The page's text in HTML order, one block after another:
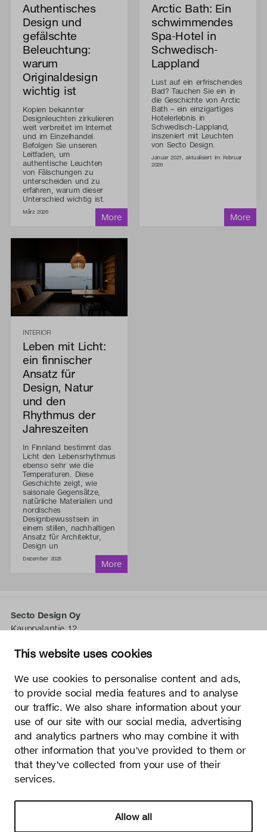
This website uses cookies
We use cookies to personalise content and ads,
to provide social media features and to analyse
our traffic. We also share information about your
use of our site with our social media, advertising
and analytics partners who may combine it with
other information that you’ve provided to them or
that they’ve collected from your use of their
services.
Allow all
Authentisches
Design und
gefälschte
Beleuchtung:
warum
Originaldesign
wichtig ist
Kopien bekannter
Designleuchten zirkulieren
weit verbreitet im Internet
und im Einzelhandel.
Befolgen Sie unseren
Leitfaden, um
authentische Leuchten
von Fälschungen zu
unterscheiden und zu
erfahren, warum dieser
Unterschied wichtig ist.
März 2026
Arctic Bath: Ein
schwimmendes
Spa-Hotel in
Schwedisch-
Lappland
Lust auf ein erfrischendes
Bad? Tauchen Sie ein in
die Geschichte von Arctic
Bath – ein einzigartiges
Hotelerlebnis in
Schwedisch-Lappland,
inszeniert mit Leuchten
von Secto Design.
Januar 2021, aktualisiert im Februar
2026
INTERIOR
Leben mit Licht:
ein finnischer
Ansatz für
Design, Natur
und den
Rhythmus der
Jahreszeiten
In Finnland bestimmt das
Licht den Lebensrhythmus
ebenso sehr wie die
Temperaturen. Diese
Geschichte zeigt, wie
saisonale Gegensätze,
natürliche Materialien und
nordisches
Designbewusstsein in
einem stillen, nachhaltigen
Ansatz für Architektur,
Design un
Dezember 2025
Secto Design Oy
Kauppalantie 12
tel.+358 9 5050 598
Secto Design Oy besitzt und kontrolliert alle geistigen
Eigentumsrechte an seinen Produkten und zugehörigen
Materialien wie z. B. Fotos und Zeichnungen. Jegliche
Nutzung der geistigen Eigentumsrechte von Secto Design
Oy ohne schriftliche Genehmigung ist streng verboten.
Eigentumsrechten sehr ernst.
Datenschutz